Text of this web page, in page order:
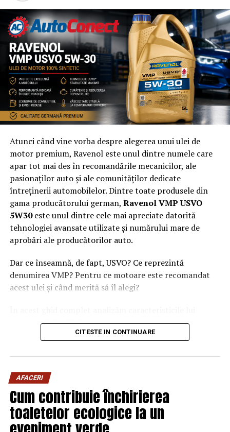
Atunci când vine vorba despre alegerea unui ulei de
motor premium, Ravenol este unul dintre numele care
apar tot mai des în recomandările mecanicilor, ale
pasionaților auto și ale comunităților dedicate
întreținerii automobilelor. Dintre toate produsele din
gama producătorului german, Ravenol VMP USVO
5W30este unul dintre cele mai apreciate datorită
tehnologiei avansate utilizate și numărului mare de
aprobări ale producătorilor auto.
Dar ce înseamnă, de fapt, USVO? Ce reprezintă
denumirea VMP? Pentru ce motoare este recomandat
acest ulei și când merită să îl alegi?
Ravenol VMP USVO 5W30 și explicăm de ce este
considerat unul dintre cele mai performante uleiuri de
Ravenol este un producător german de lubrifianți
fondat în anul 1946 și recunoscut la nivel internațional
pentru dezvoltarea deuleiuri de motor premium
CITESTE IN CONTINUARE
AFACERI
Cum contribuie închirierea
toaletelor ecologice la un